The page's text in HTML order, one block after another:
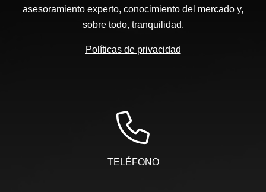
asesoramiento experto, conocimiento del mercado y,
sobre todo, tranquilidad.
Políticas de privacidad
TELÉFONO